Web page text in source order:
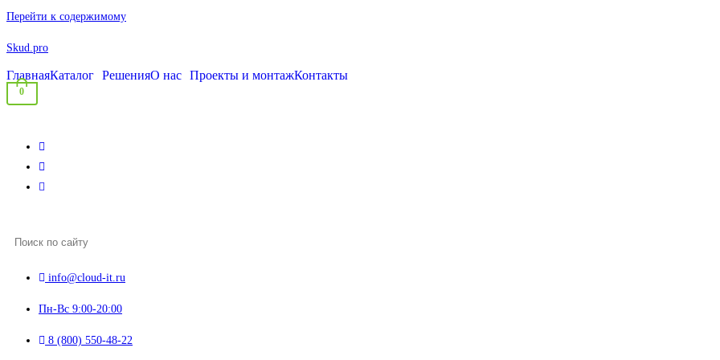
Перейти к содержимому
Skud.pro
ГлавнаяКаталог РешенияО нас Проекты и монтажКонтакты
0
info@cloud-it.ru
Пн-Вс 9:00-20:00
8 (800) 550-48-22